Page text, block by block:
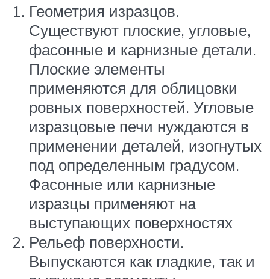
Геометрия изразцов.
Существуют плоские, угловые,
фасонные и карнизные детали.
Плоские элементы
применяются для облицовки
ровных поверхностей. Угловые
изразцовые печи нуждаются в
применении деталей, изогнутых
под определенным градусом.
Фасонные или карнизные
изразцы применяют на
выступающих поверхностях
Рельеф поверхности.
Выпускаются как гладкие, так и